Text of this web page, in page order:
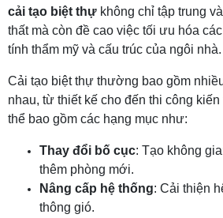
cải tạo biệt thự không chỉ tập trung
thất mà còn đề cao việc tối ưu hóa
tính thẩm mỹ và cấu trúc của ngôi nhà.
Cải tạo biệt thự thường bao gồm
nhau, từ thiết kế cho đến thi công
thể bao gồm các hạng mục như:
Thay đổi bố cục: Tạo không
thêm phòng mới.
Nâng cấp hệ thống: Cải thiện
thông gió.